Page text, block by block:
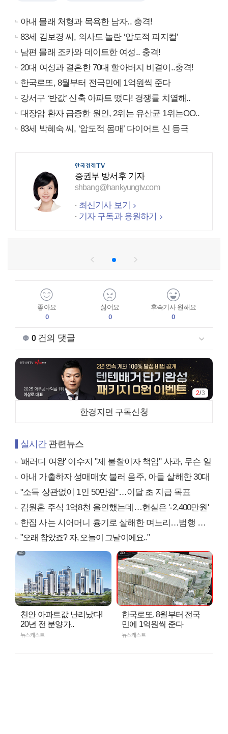
아내 몰래 처형과 목욕한 남자.. 충격!
83세 김보경 씨, 의사도 놀란 ‘압도적 피지컬’
남편 몰래 조카와 데이트한 여성.. 충격!
20대 여성과 결혼한 70대 할아버지 비결이..충격!
한국로또, 8월부터 전국민에 1억원씩 준다
강서구 ‘반값’ 신축 아파트 떴다! 경쟁률 치열해..
대장암 환자 급증한 원인, 2위는 유산균 1위는OO..
83세 박혜숙 씨, ‘압도적 몸매’ 다이어트 신 등극
증권부 방서후 기자
shbang@hankyungtv.com
최신기사 보기
기자 구독과 응원하기
좋아요
0
싫어요
0
후속기사 원해요
0
0건의 댓글
3/3
한경지면 구독신청
실시간관련뉴스
'패러디 여왕' 이수지 "제 불찰이자 책임" 사과, 무슨 일
아내 가출하자 성매매女 불러 음주, 아들 살해한 30대
"소득 상관없이 1인 50만원"…이달 초 지급 목표
김원훈 주식 1억8천 올인했는데…현실은 '-2,400만원'
한집 사는 시어머니 흉기로 살해한 며느리…범행 동기는
"오래 참았죠? 자, 오늘이 그날이에요.."
천안 아파트값 난리났다!
20년 전 분양가..
뉴스캐스트
한국로또, 8월부터 전국
민에 1억원씩 준다
뉴스캐스트